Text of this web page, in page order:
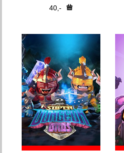
40,-